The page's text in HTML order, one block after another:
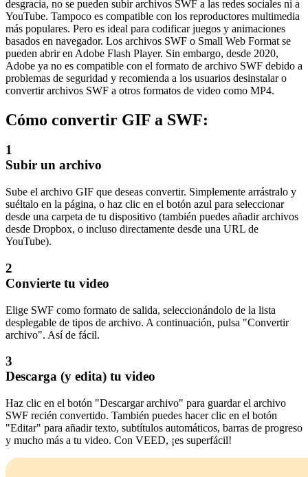
desgracia, no se pueden subir archivos SWF a las redes sociales ni a
YouTube. Tampoco es compatible con los reproductores multimedia
más populares. Pero es ideal para codificar juegos y animaciones
basados en navegador. Los archivos SWF o Small Web Format se
pueden abrir en Adobe Flash Player. Sin embargo, desde 2020,
Adobe ya no es compatible con el formato de archivo SWF debido a
problemas de seguridad y recomienda a los usuarios desinstalar o
convertir archivos SWF a otros formatos de video como MP4.
Cómo convertir GIF a SWF:
1
Subir un archivo
Sube el archivo GIF que deseas convertir. Simplemente arrástralo y
suéltalo en la página, o haz clic en el botón azul para seleccionar
desde una carpeta de tu dispositivo (también puedes añadir archivos
desde Dropbox, o incluso directamente desde una URL de
YouTube).
2
Convierte tu video
Elige SWF como formato de salida, seleccionándolo de la lista
desplegable de tipos de archivo. A continuación, pulsa "Convertir
archivo". Así de fácil.
3
Descarga (y edita) tu video
Haz clic en el botón "Descargar archivo" para guardar el archivo
SWF recién convertido. También puedes hacer clic en el botón
"Editar" para añadir texto, subtítulos automáticos, barras de progreso
y mucho más a tu video. Con VEED, ¡es superfácil!